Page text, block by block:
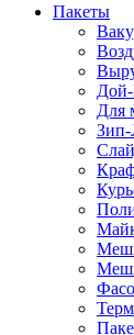
Пакеты
Для